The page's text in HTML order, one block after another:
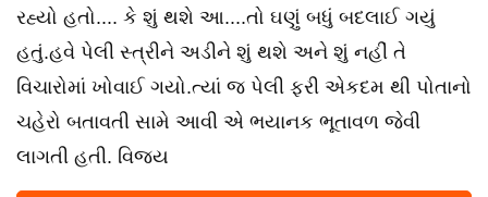
રહ્યો હતો.... કે શું થશે આ....તો ઘણું બધું બદલાઈ ગયું
હતું.હવે પેલી સ્ત્રીને અડીને શું થશે અને શું નહીં તે
વિચારોમાં ખોવાઈ ગયો.ત્યાં જ પેલી ફરી એકદમ થી પોતાનો
ચહેરો બતાવતી સામે આવી એ ભયાનક ભૂતાવળ જેવી
લાગતી હતી. વિજય